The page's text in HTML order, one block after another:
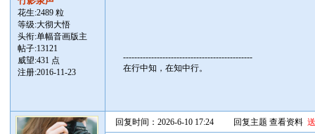
花生:2489 粒
等级:大彻大悟
头衔:单幅音画版主
帖子:13121
威望:431 点
注册:2016-11-23
----------------------------------------------
在行中知，在知中行。
回复时间：2026-6-10 17:24 回复主题 查看资料